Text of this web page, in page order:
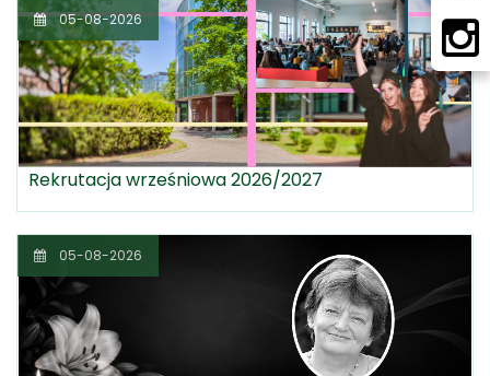
05-08-2026
Rekrutacja wrześniowa 2026/2027
05-08-2026